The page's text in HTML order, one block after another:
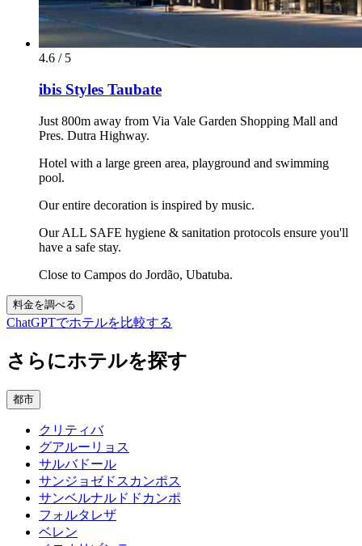
4.6 / 5
ibis Styles Taubate
Just 800m away from Via Vale Garden Shopping Mall and
Pres. Dutra Highway.
Hotel with a large green area, playground and swimming
pool.
Our entire decoration is inspired by music.
Our ALL SAFE hygiene & sanitation protocols ensure you'll
have a safe stay.
Close to Campos do Jordão, Ubatuba.
料金を調べる
ChatGPTでホテルを比較する
さらにホテルを探す
都市
クリティバ
グアルーリョス
サルバドール
サンジョゼドスカンポス
サンベルナルドドカンポ
フォルタレザ
ベレン